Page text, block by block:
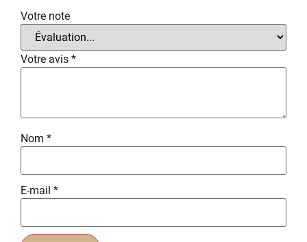
Votre note
Votre avis *
Nom *
E-mail *